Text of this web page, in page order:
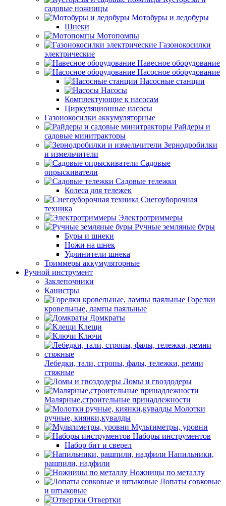
садовые ножницы
Мотобуры и ледобуры
Шнеки
Мотопомпы
Газонокосилки
электрические
Навесное оборудование
Насосное оборудование
Насосные станции
Насосы
Комплектующие к насосам
Циркуляционные насосы
Газонокосилки аккумуляторные
Райдеры и
садовые минитракторы
Зернодробилки
и измельчители
Садовые
опрыскиватели
Садовые тележки
Колеса для тележек
Снегоуборочная
техника
Электротриммеры
Ручные земляные буры
Буры и шнеки
Ножи на шнек
Удлинители шнека
Триммеры аккумуляторные
Ручной инструмент
Заклепочники
Канистры
Горелки
кровельные, лампы паяльные
Домкраты
Клещи
Ключи
Лебедки, тали, стропы, фалы, тележки, ремни
стяжные
Ломы и гвоздодеры
Малярные,строительные принадлежности
Молотки
ручные, киянки,кувалды
Мультиметры, уровни
Наборы инструментов
Набор бит и сверел
Напильники,
рашпили, надфили
Ножницы по металлу
Лопаты совковые
и штыковые
Отвертки